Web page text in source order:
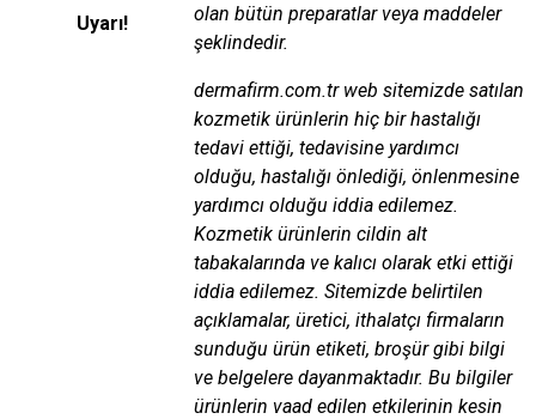
Uyarı!
olan bütün preparatlar veya maddeler
şeklindedir.
dermafirm.com.tr web sitemizde satılan
kozmetik ürünlerin hiç bir hastalığı
tedavi ettiği, tedavisine yardımcı
olduğu, hastalığı önlediği, önlenmesine
yardımcı olduğu iddia edilemez.
Kozmetik ürünlerin cildin alt
tabakalarında ve kalıcı olarak etki ettiği
iddia edilemez. Sitemizde belirtilen
açıklamalar, üretici, ithalatçı firmaların
sunduğu ürün etiketi, broşür gibi bilgi
ve belgelere dayanmaktadır. Bu bilgiler
ürünlerin vaad edilen etkilerinin kesin